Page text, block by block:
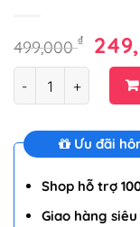
499,000₫
Giá
gốc
Ưu đãi
Shop hỗ trợ
Giao hàng